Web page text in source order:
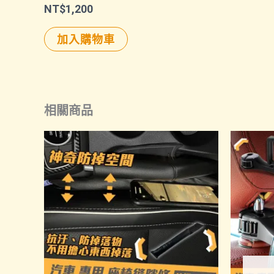
NT$1,200
加入購物車
相關商品